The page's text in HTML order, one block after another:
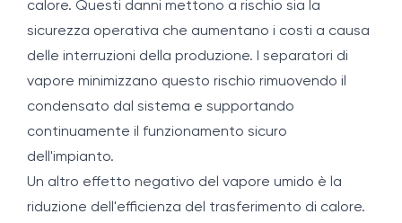
calore. Questi danni mettono a rischio sia la
sicurezza operativa che aumentano i costi a causa
delle interruzioni della produzione. I separatori di
vapore minimizzano questo rischio rimuovendo il
condensato dal sistema e supportando
continuamente il funzionamento sicuro
dell'impianto.
Un altro effetto negativo del vapore umido è la
riduzione dell'efficienza del trasferimento di calore.